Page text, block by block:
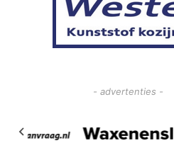
- advertenties -